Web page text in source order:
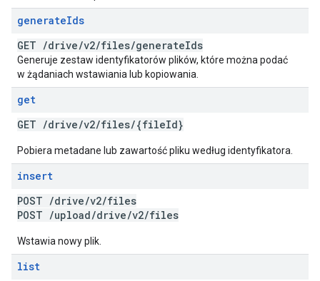
generateIds
GET /drive/v2/files/generateIds
Generuje zestaw identyfikatorów plików, które można podać
w żądaniach wstawiania lub kopiowania.
get
GET /drive/v2/files/{fileId}
Pobiera metadane lub zawartość pliku według identyfikatora.
insert
POST /drive/v2/files
POST /upload/drive/v2/files
Wstawia nowy plik.
list